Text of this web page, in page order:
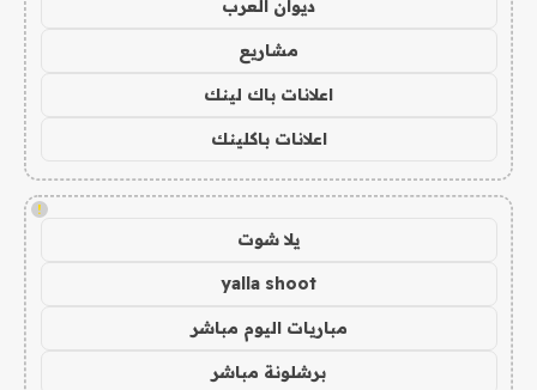
ديوان العرب
مشاريع
اعلانات باك لينك
اعلانات باكلينك
!
يلا شوت
yalla shoot
مباريات اليوم مباشر
برشلونة مباشر